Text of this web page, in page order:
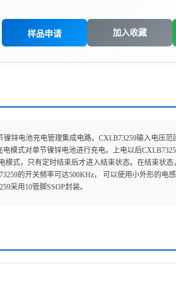
样品申请 加入收藏
锌电池充电管理集成电路。CXLB73259输入电压
模式对单节镍锌电池进行充电。上电以后
模式，只有定时结束后才进入结束状态。在结束状
的开关频率可达500KHz， 可以使用小外形的
采用10管脚SSOP封装。